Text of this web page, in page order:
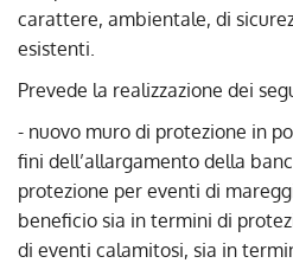
carattere, ambientale, di
esistenti.
Prevede la realizzazione dei
- nuovo muro di protezione in
fini dell’allargamento della
protezione per eventi di
beneficio sia in termini di
di eventi calamitosi, sia in